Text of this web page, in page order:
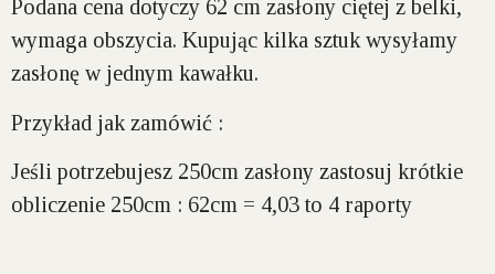
Podana cena dotyczy 62 cm zasłony ciętej z belki,
wymaga obszycia. Kupując kilka sztuk wysyłamy
zasłonę w jednym kawałku.
Przykład jak zamówić :
Jeśli potrzebujesz 250cm zasłony zastosuj krótkie
obliczenie 250cm : 62cm = 4,03 to 4 raporty